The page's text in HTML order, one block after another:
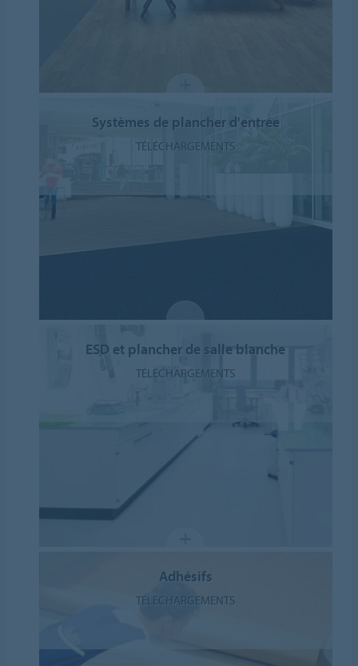
Systèmes de plancher d'entrée
TÉLÉCHARGEMENTS
ESD et plancher de salle blanche
TÉLÉCHARGEMENTS
Adhésifs
TÉLÉCHARGEMENTS